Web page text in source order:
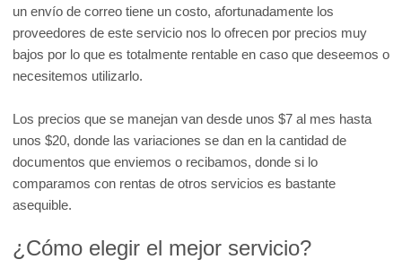
un envío de correo tiene un costo, afortunadamente los
proveedores de este servicio nos lo ofrecen por precios muy
bajos por lo que es totalmente rentable en caso que deseemos o
necesitemos utilizarlo.
Los precios que se manejan van desde unos $7 al mes hasta
unos $20, donde las variaciones se dan en la cantidad de
documentos que enviemos o recibamos, donde si lo
comparamos con rentas de otros servicios es bastante
asequible.
¿Cómo elegir el mejor servicio?